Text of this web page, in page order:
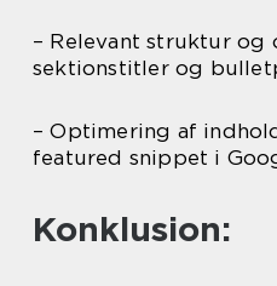
– Relevant struktur og
sektionstitler og
– Optimering af
featured snippet i
Konklusion: